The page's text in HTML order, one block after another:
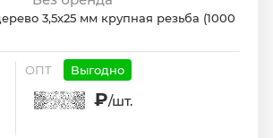
3,5х25 мм крупная резьба (1000
ОПТ Выгодно
₽/шт.